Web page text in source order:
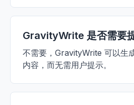
GravityWrite 是否需要
不需要，GravityWrite 可以生
内容，而无需用户提示。